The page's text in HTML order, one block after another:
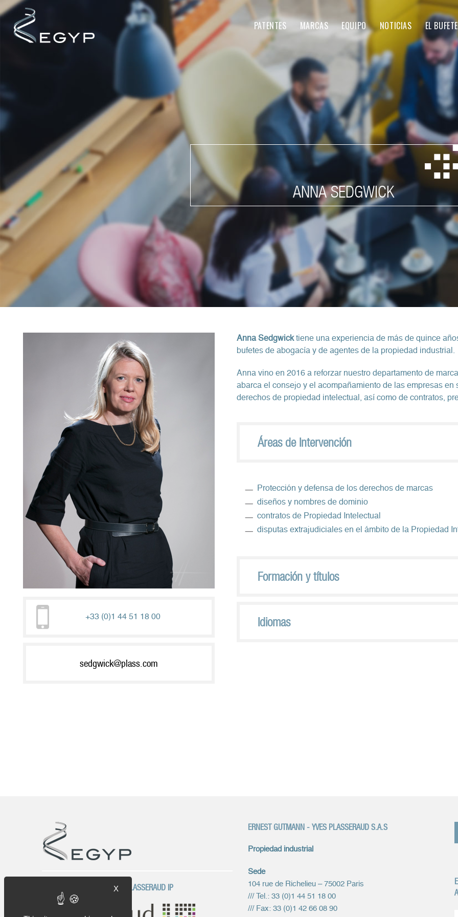
PATENTES MARCAS EQUIPO NOTICIAS EL BUFETE
ANNA SEDGWICK
+33 (0)1 44 51 18 00
sedgwick@plass.com
Anna Sedgwicktiene una experiencia de más de quince
bufetes de abogacía y de agentes de la propiedad industrial.
Anna vino en 2016 a reforzar nuestro departamento de
abarca el consejo y el acompañamiento de las empresas
derechos de propiedad intelectual, así como de contratos,
Áreas de Intervención
Protección y defensa de los derechos de marcas
diseños y nombres de dominio
contratos de Propiedad Intelectual
disputas extrajudiciales en el ámbito de la Propiedad
Formación y títulos
Idiomas
UNA EMPRESA DEL GRUPO PLASSERAUD IP
ERNEST GUTMANN - YVES PLASSERAUD S.A.S
Propiedad industrial
Sede
104 rue de Richelieu – 75002 Paris
/// Tel.: 33 (0)1 44 51 18 00
/// Fax: 33 (0)1 42 66 08 90
Cookies management panel
X